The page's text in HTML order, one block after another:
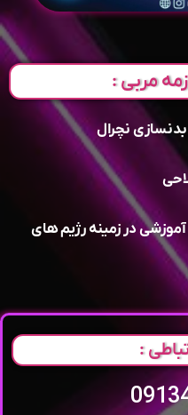
مربی :
در زمینه رژیم های
: